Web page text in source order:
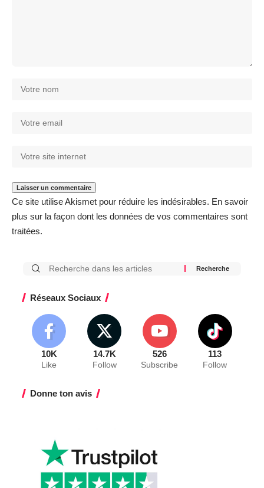
Ce site utilise Akismet pour réduire les indésirables. En savoir
plus sur la façon dont les données de vos commentaires sont
traitées.
Réseaux Sociaux
10K
Like
14.7K
Follow
526
Subscribe
113
Follow
Donne ton avis